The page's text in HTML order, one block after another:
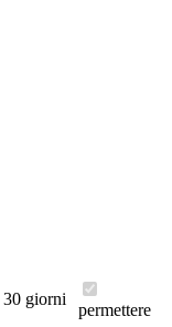
30 giorni
permettere